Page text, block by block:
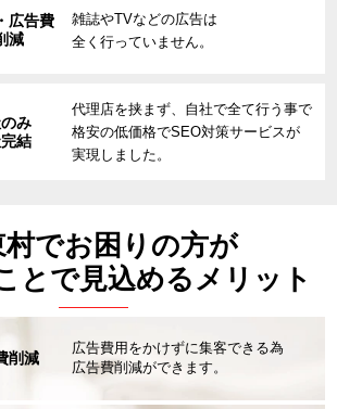
広告費
減
雑誌やTVなどの広告は
全く行っていません。
み
結
代理店を挟まず、自社で全て行う事で
格安の低価格でSEO対策サービスが
実現しました。
村でお困りの方が
とで見込めるメリット
削減
広告費用をかけずに集客できる為
広告費削減ができます。